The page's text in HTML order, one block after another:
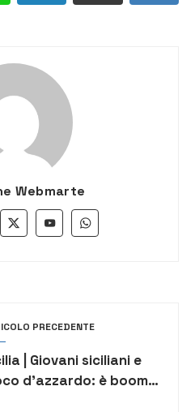
Webmarte
PRECEDENTE
| Giovani siciliani e
d’azzardo: è boom